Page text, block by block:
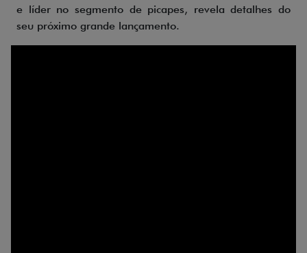
e líder no segmento de picapes, revela detalhes do
seu próximo grande lançamento.